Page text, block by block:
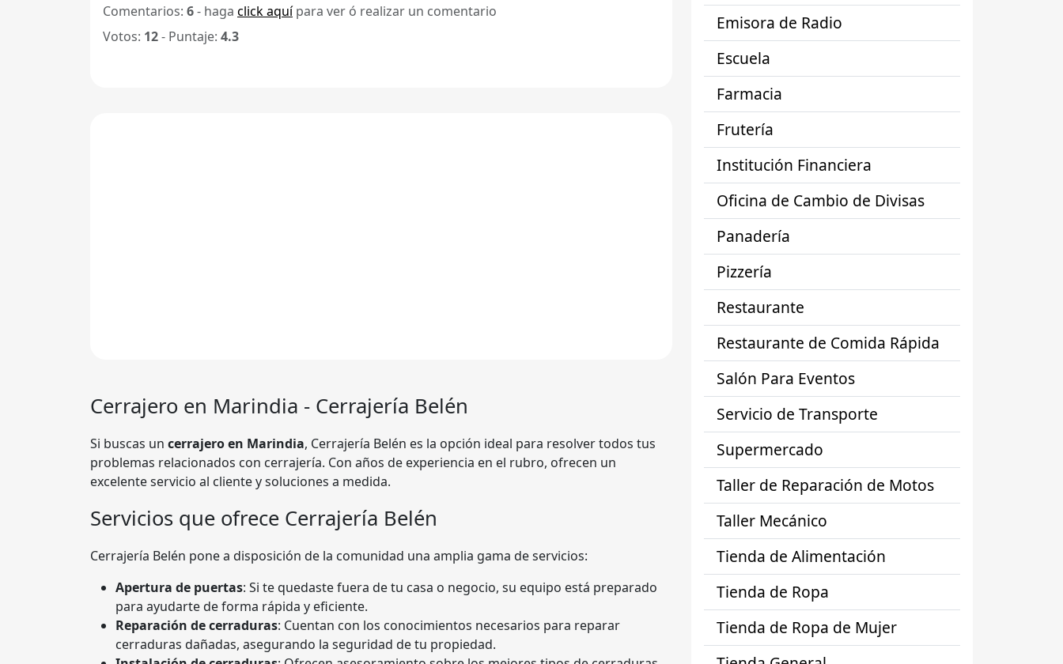
Comentarios: 6- haga click aquípara ver ó realizar un comentario
Votos: 12- Puntaje: 4.3
Cerrajero en Marindia - Cerrajería Belén
Si buscas un cerrajero en Marindia, Cerrajería Belén es la opción ideal para resolver todos tus
problemas relacionados con cerrajería. Con años de experiencia en el rubro, ofrecen un
excelente servicio al cliente y soluciones a medida.
Servicios que ofrece Cerrajería Belén
Cerrajería Belén pone a disposición de la comunidad una amplia gama de servicios:
Apertura de puertas: Si te quedaste fuera de tu casa o negocio, su equipo está preparado
para ayudarte de forma rápida y eficiente.
Reparación de cerraduras: Cuentan con los conocimientos necesarios para reparar
cerraduras dañadas, asegurando la seguridad de tu propiedad.
Emisora de Radio
Escuela
Farmacia
Frutería
Institución Financiera
Oficina de Cambio de Divisas
Panadería
Pizzería
Restaurante
Restaurante de Comida Rápida
Salón Para Eventos
Servicio de Transporte
Supermercado
Taller de Reparación de Motos
Taller Mecánico
Tienda de Alimentación
Tienda de Ropa
Tienda de Ropa de Mujer